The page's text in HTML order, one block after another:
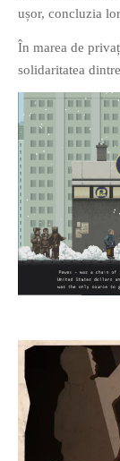
ușor, concluzia
În marea de
solidaritatea